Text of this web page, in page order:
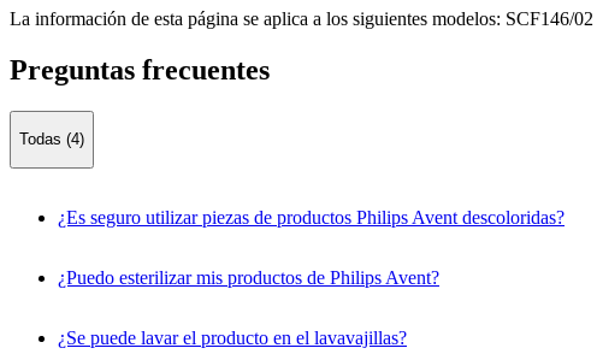
La información de esta página se aplica a los siguientes modelos: SCF146/02
Preguntas frecuentes
Todas (4)
¿Es seguro utilizar piezas de productos Philips Avent descoloridas?
¿Puedo esterilizar mis productos de Philips Avent?
¿Se puede lavar el producto en el lavavajillas?